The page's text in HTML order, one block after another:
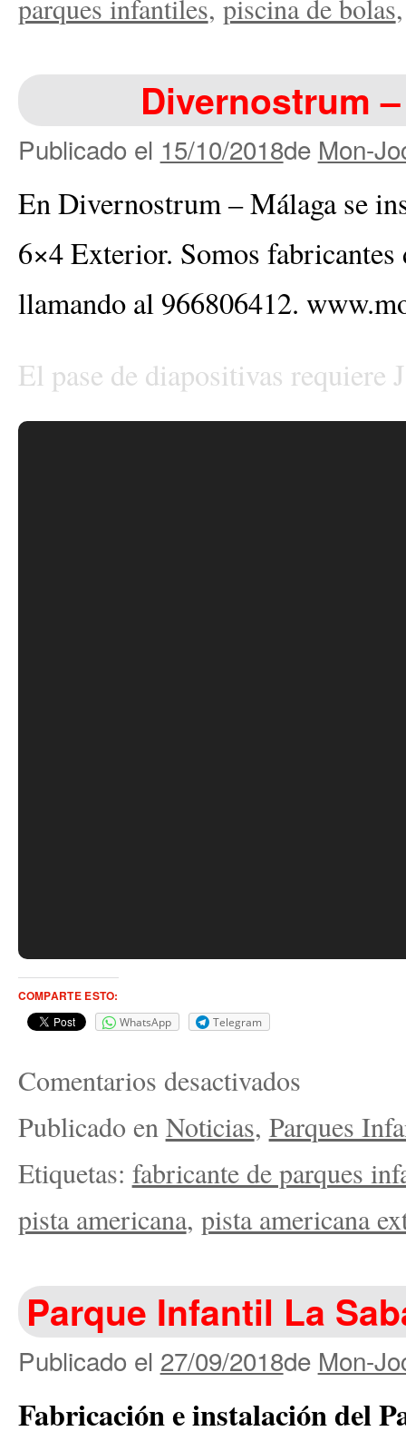
parques infantiles, piscina de bolas
Divernostrum
Publicado el 15/10/2018de Mon-
En Divernostrum – Málaga se
6×4 Exterior. Somos
llamando al 966806412.
El pase de diapositivas requiere
COMPARTE ESTO:
WhatsApp Telegram
Comentarios desactivados
Publicado en Noticias, Parques
Etiquetas: fabricante de parques
pista americana, pista americana
Parque Infantil La
Publicado el 27/09/2018de Mon-
Fabricación e instalación del